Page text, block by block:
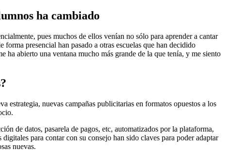
ha cambiado
pues muchos de ellos venían no sólo para aprender a cantar
presencial han pasado a otras escuelas que han decidido
ha abierto una ventana mucho más grande de la que tenía, y me siento
nuevas campañas publicitarias en formatos opuestos a los
de datos, pasarela de pagos, etc, automatizados por la plataforma,
para contar con su consejo han sido claves para poder adaptar
nuevas.